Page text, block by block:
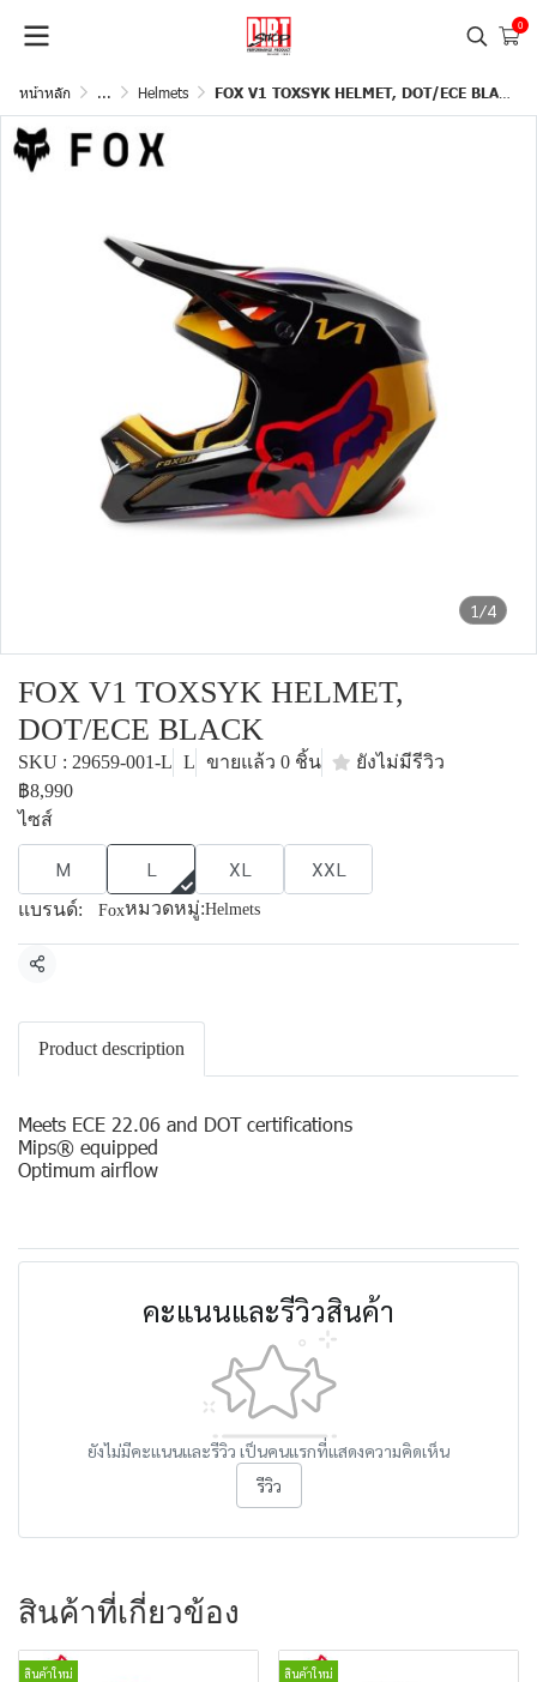
0
หน้าหลัก ... Helmets FOX V1 TOXSYK HELMET, DOT/ECE BLACK
1/4
FOX V1 TOXSYK HELMET,
DOT/ECE BLACK
SKU : 29659-001-L L ขายแล้ว 0 ชิ้น
ยังไม่มีรีวิว
฿8,990
ไซส์
M L XL XXL
แบรนด์: Foxหมวดหมู่:Helmets
แชร์
Product description
Meets ECE 22.06 and DOT certifications
Mips® equipped
Optimum airflow
คะแนนและรีวิวสินค้า
ยังไม่มีคะแนนและรีวิว เป็นคนแรกที่แสดงความคิดเห็น
รีวิว
สินค้าที่เกี่ยวข้อง
สินค้าใหม่ สินค้าใหม่